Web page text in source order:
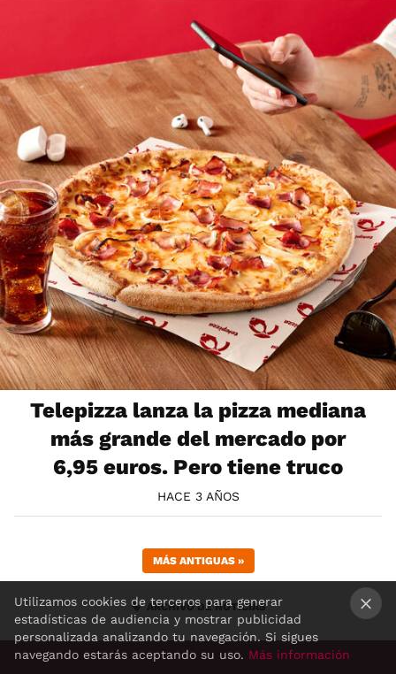
Telepizza lanza la pizza mediana
más grande del mercado por
6,95 euros. Pero tiene truco
HACE 3 AÑOS
MÁS ANTIGUAS »
ARCHIVO DE NOTICIAS
Utilizamos cookies de terceros para generar
estadísticas de audiencia y mostrar publicidad
personalizada analizando tu navegación. Si sigues
navegando estarás aceptando su uso. Más información